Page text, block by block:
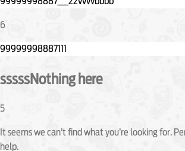
6
sssssNothing here
5
It seems we can’t find what you’re looking for.
help.